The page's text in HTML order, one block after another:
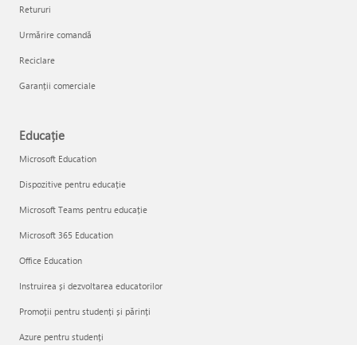
Retururi
Urmărire comandă
Reciclare
Garanții comerciale
Educație
Microsoft Education
Dispozitive pentru educație
Microsoft Teams pentru educație
Microsoft 365 Education
Office Education
Instruirea și dezvoltarea educatorilor
Promoții pentru studenți și părinți
Azure pentru studenți